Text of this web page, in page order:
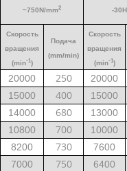
~750N/mm2
-
Скорость
вращения
(min-1)
Подача
(mm/min)
Скорость
вращения
(min-1)
20000 250 20000
15000 400 15000
14000 680 13000
10800 700 10000
8200 730 7600
7000 750 6400